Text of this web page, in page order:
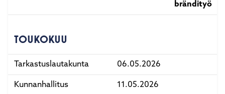
brändityö
TOUKOKUU
Tarkastuslautakunta 06.05.2026
Kunnanhallitus 11.05.2026